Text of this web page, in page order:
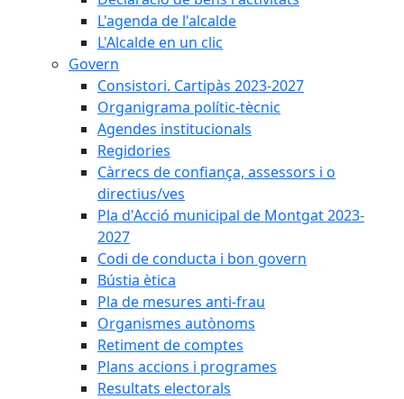
L'agenda de l'alcalde
L'Alcalde en un clic
Govern
Consistori. Cartipàs 2023-2027
Organigrama polític-tècnic
Agendes institucionals
Regidories
Càrrecs de confiança, assessors i o
directius/ves
Pla d'Acció municipal de Montgat 2023-
2027
Codi de conducta i bon govern
Bústia ètica
Pla de mesures anti-frau
Organismes autònoms
Retiment de comptes
Plans accions i programes
Resultats electorals